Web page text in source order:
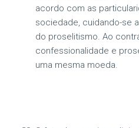
acordo com as
sociedade, cuidando-se
do proselitismo. Ao
confessionalidade e
uma mesma moeda.